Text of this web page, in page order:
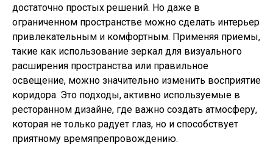
достаточно простых решений. Но даже в
ограниченном пространстве можно сделать интерьер
привлекательным и комфортным. Применяя приемы,
такие как использование зеркал для визуального
расширения пространства или правильное
освещение, можно значительно изменить восприятие
коридора. Это подходы, активно используемые в
ресторанном дизайне, где важно создать атмосферу,
которая не только радует глаз, но и способствует
приятному времяпрепровождению.